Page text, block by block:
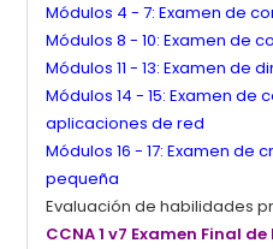
Módulos 4 - 7: Examen de
Módulos 8 - 10: Examen de
Módulos 11 - 13: Examen de
Módulos 14 - 15: Examen de
aplicaciones de red
Módulos 16 - 17: Examen de
pequeña
Evaluación de habilidades
CCNA 1 v7 Examen Final